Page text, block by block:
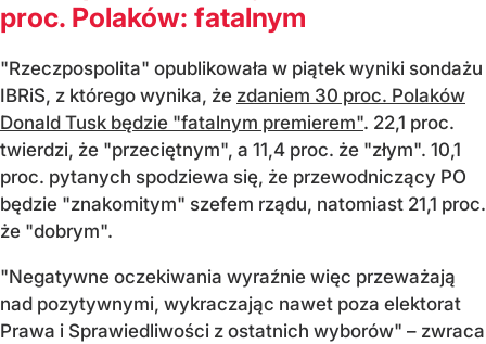
proc. Polaków: fatalnym
"Rzeczpospolita" opublikowała w piątek wyniki sondażu
IBRiS, z którego wynika, że zdaniem 30 proc. Polaków
Donald Tusk będzie "fatalnym premierem". 22,1 proc.
twierdzi, że "przeciętnym", a 11,4 proc. że "złym". 10,1
proc. pytanych spodziewa się, że przewodniczący PO
będzie "znakomitym" szefem rządu, natomiast 21,1 proc.
że "dobrym".
"Negatywne oczekiwania wyraźnie więc przeważają
nad pozytywnymi, wykraczając nawet poza elektorat
Prawa i Sprawiedliwości z ostatnich wyborów" – zwraca